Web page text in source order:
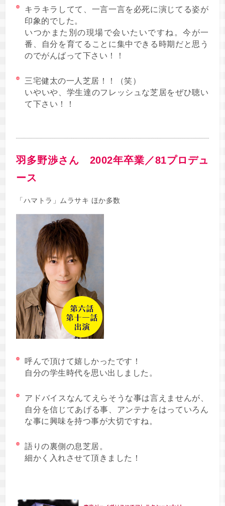
キラキラしてて、一言一言を必死に演じてる姿が
印象的でした。
いつかまた別の現場で会いたいですね。今が一
番、自分を育てることに集中できる時期だと思う
のでがんばって下さい！！
三宅健太の一人芝居！！（笑）
いやいや、学生達のフレッシュな芝居をぜひ聴い
て下さい！！
羽多野渉さん 2002年卒業／81プロデュ
ース
「ハマトラ」ムラサキ ほか多数
呼んで頂けて嬉しかったです！
自分の学生時代を思い出しました。
アドバイスなんてえらそうな事は言えませんが、
自分を信じてあげる事、アンテナをはっていろん
な事に興味を持つ事が大切ですね。
語りの裏側の息芝居。
細かく入れさせて頂きました！